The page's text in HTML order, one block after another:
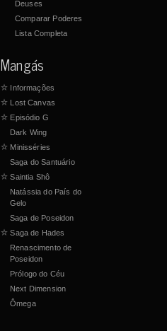
Deuses
Comparar Poderes
Lista Completa
Mangás
☆ Informações
☆ Lost Canvas
☆ Episódio G
Dark Wing
☆ Minisséries
Saga do Santuário
☆ Saintia Shô
Natássia do País do
Gelo
Saga de Poseidon
☆ Saga de Hades
Renascimento de
Poseidon
Prólogo do Céu
Next Dimension
Ômega